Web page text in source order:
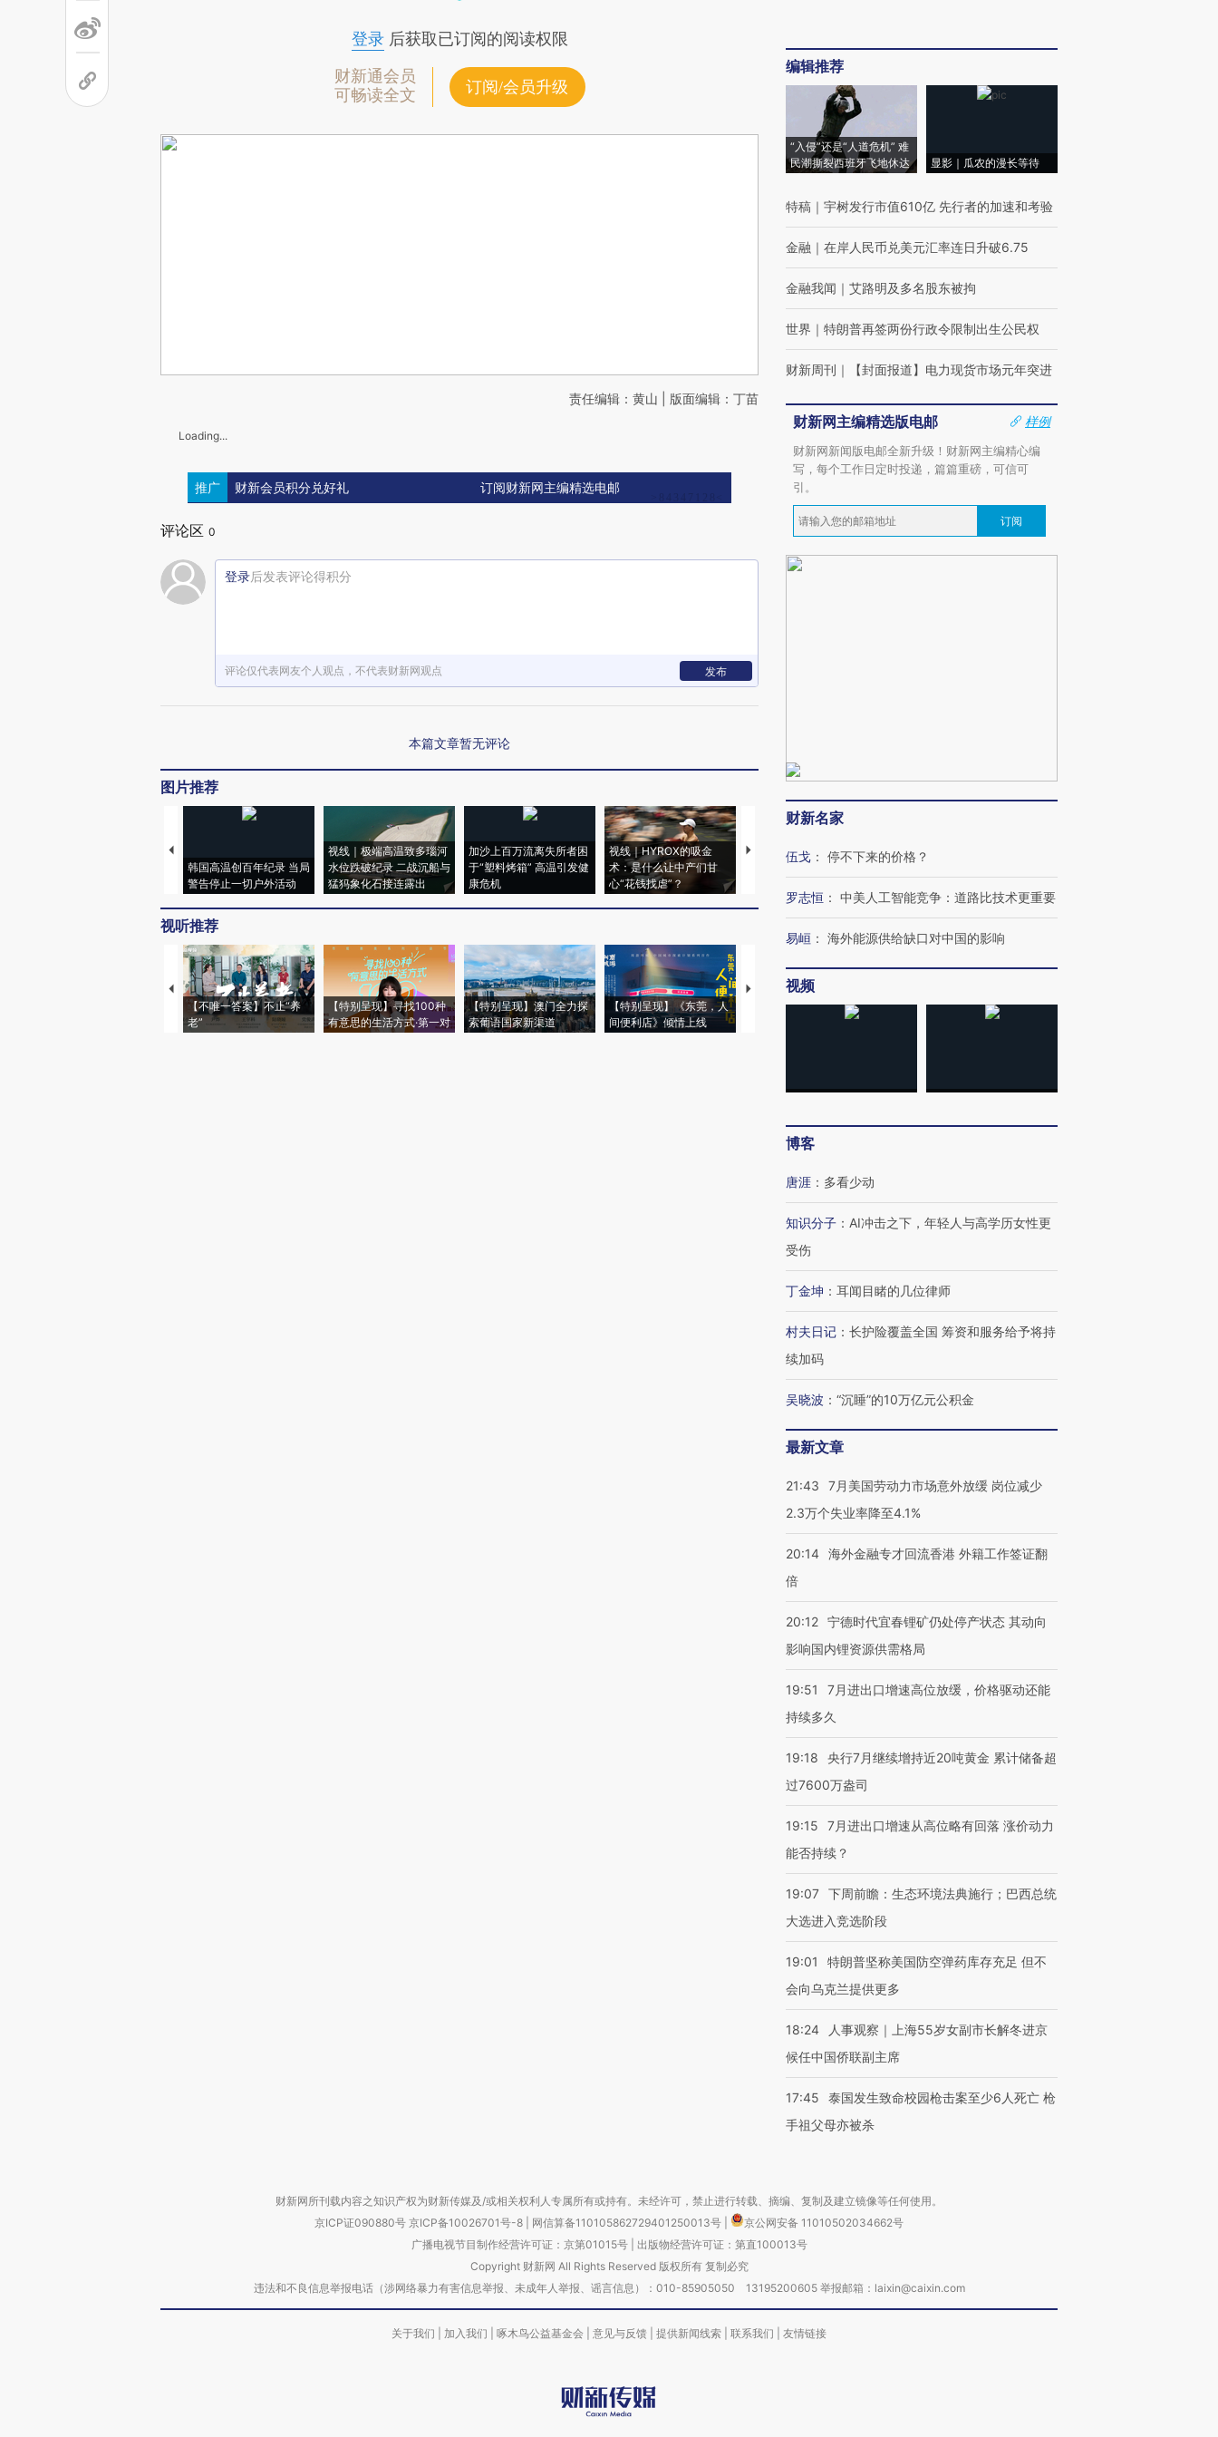
登录后获取已订阅的阅读权限
财新通会员
可畅读全文
订阅/会员升级
责任编辑：黄山 | 版面编辑：丁苗
Loading...
推广 财新会员积分兑好礼 订阅财新网主编精选电邮
评论区 0
登录后发表评论得积分
评论仅代表网友个人观点，不代表财新网观点 发布
本篇文章暂无评论
图片推荐
韩国高温创百年纪录 当局
警告停止一切户外活动
视线｜极端高温致多瑙河
水位跌破纪录 二战沉船与
猛犸象化石接连露出
加沙上百万流离失所者困
于“塑料烤箱” 高温引发健
康危机
视线｜HYROX的吸金
术：是什么让中产们甘
心“花钱找虐”？
马航飞行员跨国走私7万
粒摇头丸 尿检体内含3种
视线｜被称为“蟑螂”的印
度Z世代 用街头抗争将教
视听推荐
【不唯一答案】不止“养
老”
【特别呈现】寻找100种
有意思的生活方式·第一对
【特别呈现】澳门全力探
索葡语国家新渠道
【特别呈现】《东莞，人
间便利店》倾情上线
【推广】走进第四届链博
会，让数智科技“链”接产
【特别呈现】寻找100种
有意思的生活方式·第三对
CFO：不靠规模取胜，华
编辑推荐
“入侵”还是“人道危机” 难
民潮撕裂西班牙飞地休达
显影｜瓜农的漫长等待
特稿 ｜ 宇树发行市值610亿 先行者的加速和考验
金融 ｜ 在岸人民币兑美元汇率连日升破6.75
金融我闻 ｜ 艾路明及多名股东被拘
世界 ｜ 特朗普再签两份行政令限制出生公民权
财新周刊 ｜ 【封面报道】电力现货市场元年突进
财新网主编精选版电邮
样例
财新网新闻版电邮全新升级！财新网主编精心编
写，每个工作日定时投递，篇篇重磅，可信可
引。
订阅
财新名家
伍戈 ： 停不下来的价格？
罗志恒 ： 中美人工智能竞争：道路比技术更重要
易峘 ： 海外能源供给缺口对中国的影响
视频
博客
唐涯 ： 多看少动
知识分子 ： AI冲击之下，年轻人与高学历女性更
受伤
丁金坤 ： 耳闻目睹的几位律师
村夫日记 ： 长护险覆盖全国 筹资和服务给予将持
续加码
吴晓波 ： “沉睡”的10万亿元公积金
最新文章
21:43
7月美国劳动力市场意外放缓 岗位减少
2.3万个失业率降至4.1%
20:14 海外金融专才回流香港 外籍工作签证翻
倍
20:12 宁德时代宜春锂矿仍处停产状态 其动向
影响国内锂资源供需格局
19:51
7月进出口增速高位放缓，价格驱动还能
持续多久
19:18
央行7月继续增持近20吨黄金 累计储备超
过7600万盎司
19:15
7月进出口增速从高位略有回落 涨价动力
能否持续？
19:07 下周前瞻：生态环境法典施行；巴西总统
大选进入竞选阶段
19:01
特朗普坚称美国防空弹药库存充足 但不
会向乌克兰提供更多
18:24
人事观察｜上海55岁女副市长解冬进京
候任中国侨联副主席
17:45
泰国发生致命校园枪击案至少6人死亡 枪
手祖父母亦被杀
财新网所刊载内容之知识产权为财新传媒及/或相关权利人专属所有或持有。未经许可，禁止进行转载、摘编、复制及建立镜像等任何使用。
京ICP证090880号 京ICP备10026701号-8 网信算备110105862729401250013号
京公网安备 11010502034662号
广播电视节目制作经营许可证：京第01015号| 出版物经营许可证：第直100013号
Copyright 财新网 All Rights Reserved 版权所有 复制必究
违法和不良信息举报电话（涉网络暴力有害信息举报、未成年人举报、谣言信息）：010-85905050 13195200605 举报邮箱：laixin@caixin.com
关于我们 加入我们 啄木鸟公益基金会 意见与反馈 提供新闻线索 联系我们 友情链接